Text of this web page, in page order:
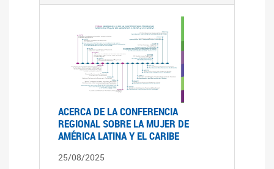
ACERCA DE LA CONFERENCIA
REGIONAL SOBRE LA MUJER DE
AMÉRICA LATINA Y EL CARIBE
25/08/2025